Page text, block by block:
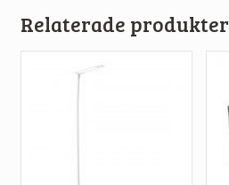
Relaterade produkter